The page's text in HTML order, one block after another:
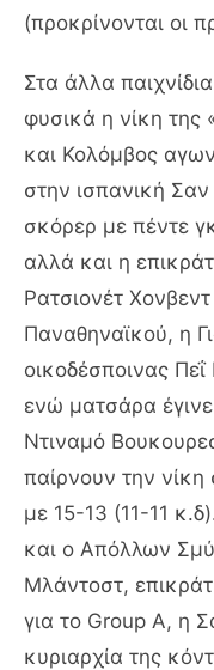
(προκρίνονται οι
Στα άλλα
φυσικά η νίκη της
και Κολόμβος
στην ισπανική
σκόρερ με πέντε
αλλά και η
Ρατσιονέτ
Παναθηναϊκού, η
οικοδέσποινας
ενώ ματσάρα
Ντιναμό
παίρνουν την νίκη
με 15-13 (11-11
και ο Απόλλων
Μλάντοστ,
για το Group A, η
κυριαρχία της